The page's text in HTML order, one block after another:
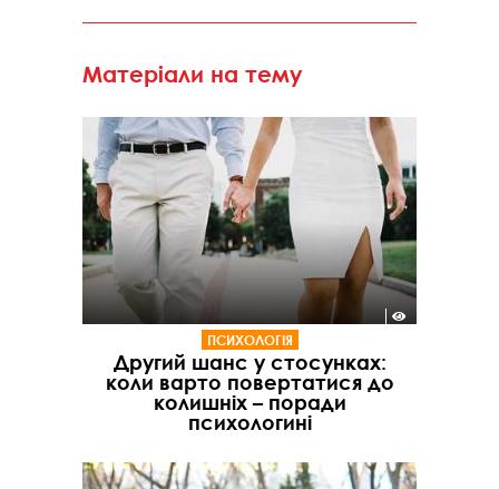
Матеріали на тему
ПСИХОЛОГІЯ
Другий шанс у стосунках:
коли варто повертатися до
колишніх – поради
психологині